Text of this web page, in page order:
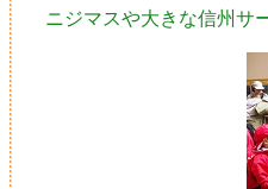
ニジマスや大きな信州サ